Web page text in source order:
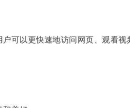
以更快速地访问网页、观看视